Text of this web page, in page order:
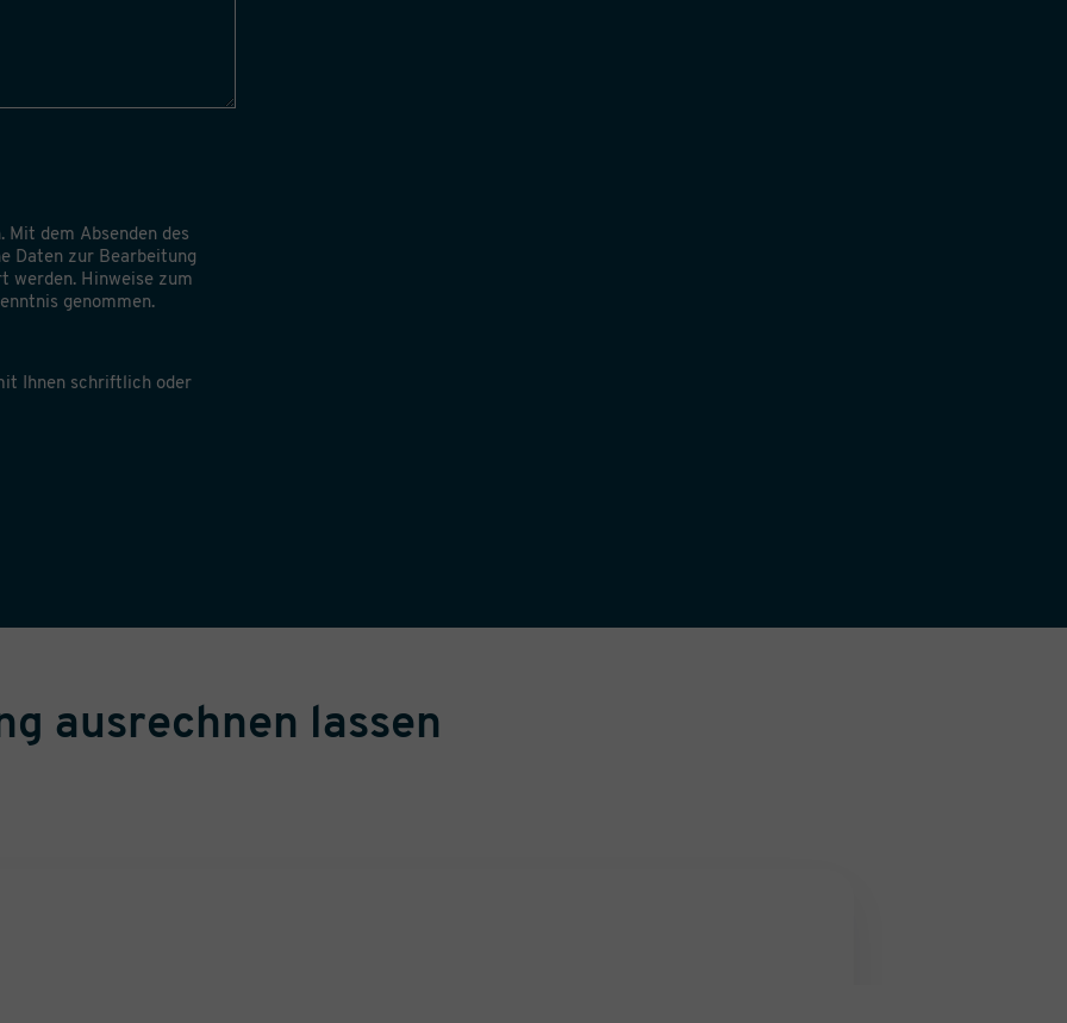
Mit dem Absenden des
Daten zur Bearbeitung
werden. Hinweise zum
genommen.
Ihnen schriftlich oder
ausrechnen lassen